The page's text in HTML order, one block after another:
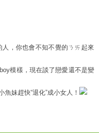
，你也會不知不覺的ㄋㄞ起來
模樣，現在談了戀愛還不是變
妹趕快“退化”成小女人！